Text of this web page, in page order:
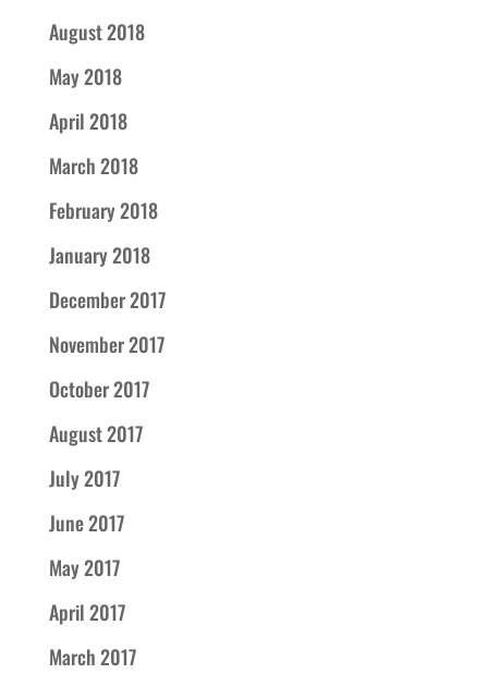
August 2018
May 2018
April 2018
March 2018
February 2018
January 2018
December 2017
November 2017
October 2017
August 2017
July 2017
June 2017
May 2017
April 2017
March 2017